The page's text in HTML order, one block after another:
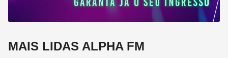
MAIS LIDAS ALPHA FM